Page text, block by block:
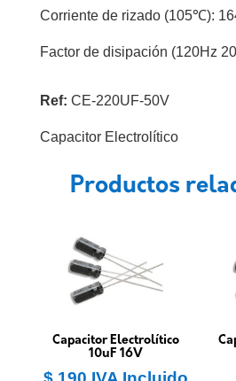
Corriente de rizado (105℃):
Factor de disipación (120Hz
Ref: CE-220UF-50V
Capacitor Electrolítico
Productos
Capacitor Electrolítico
10uF 16V